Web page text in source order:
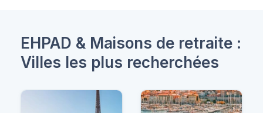
EHPAD & Maisons de retraite :
Villes les plus recherchées